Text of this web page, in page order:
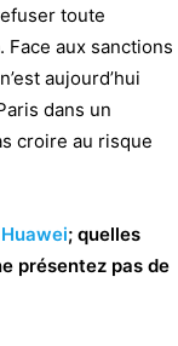
toute
Face aux sanctions
aujourd’hui
dans un
croire au risque
Huawei; quelles
présentez pas de